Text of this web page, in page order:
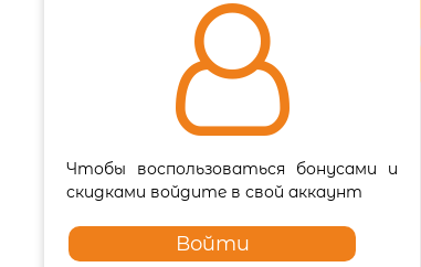

Чтобы воспользоваться бонусами и
скидками войдите в свой аккаунт
Войти